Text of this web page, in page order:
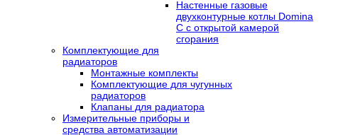
Настенные газовые
двухконтурные котлы Domina
C с открытой камерой
сгорания
Комплектующие для
радиаторов
Монтажные комплекты
Комплектующие для чугунных
радиаторов
Клапаны для радиатора
Измерительные приборы и
средства автоматизации